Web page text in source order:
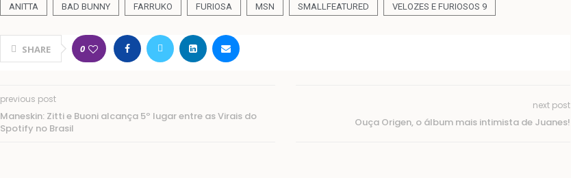
ANITTA BAD BUNNY FARRUKO FURIOSA MSN SMALLFEATURED VELOZES E FURIOSOS 9
SHARE 0
previous post
Maneskin: Zitti e Buoni alcança 5º lugar entre as Virais do
Spotify no Brasil
next post
Ouça Origen, o álbum mais intimista de Juanes!